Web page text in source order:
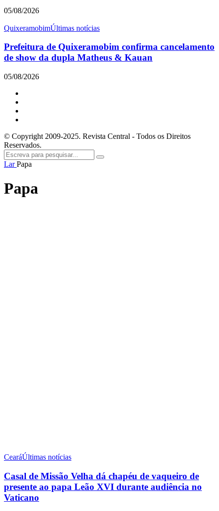
05/08/2026
QuixeramobimÚltimas notícias
Prefeitura de Quixeramobim confirma cancelamento
de show da dupla Matheus & Kauan
05/08/2026
© Copyright 2009-2025. Revista Central - Todos os Direitos
Reservados.
LarPapa
Papa
CearáÚltimas notícias
Casal de Missão Velha dá chapéu de vaqueiro de
presente ao papa Leão XVI durante audiência no
Vaticano